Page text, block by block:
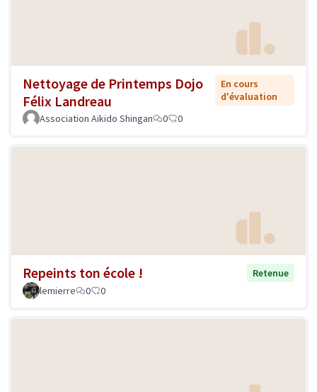
Nettoyage de Printemps Dojo
Félix Landreau
En cours
d'évaluation
Association Aikido Shingan
0 0
Repeints ton école !
Retenue
lemierre
0 0